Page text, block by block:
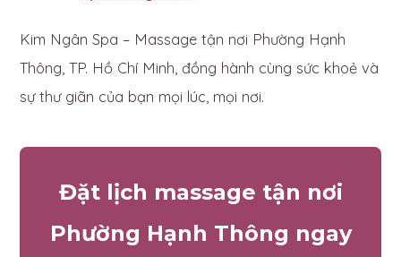
Kim Ngân Spa – Massage tận nơi Phường Hạnh
Thông, TP. Hồ Chí Minh, đồng hành cùng sức khoẻ và
sự thư giãn của bạn mọi lúc, mọi nơi.
Đặt lịch massage tận nơi
Phường Hạnh Thông ngay